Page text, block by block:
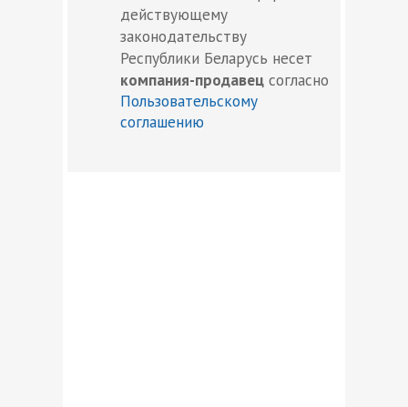
действующему
законодательству
Республики Беларусь несет
компания-продавец согласно
Пользовательскому
соглашению